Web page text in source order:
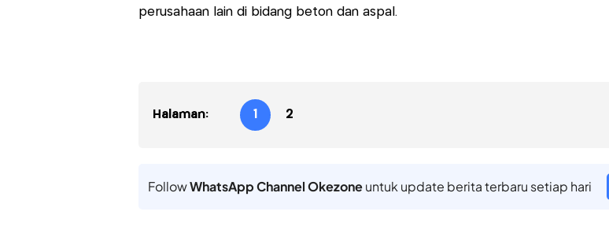
perusahaan lain di bidang beton dan aspal.
Halaman: 1 2
FollowWhatsApp Channel Okezoneuntuk update berita terbaru setiap hari